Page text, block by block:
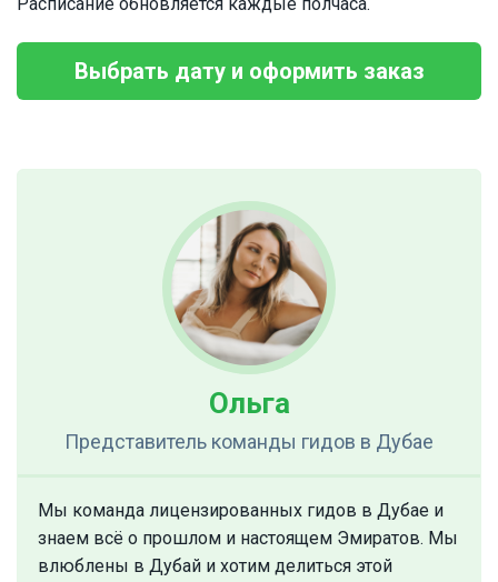
Выбрать дату и оформить заказ
Ольга
Представитель команды гидов в Дубае
Мы команда лицензированных гидов в Дубае и
знаем всё о прошлом и настоящем Эмиратов. Мы
влюблены в Дубай и хотим делиться этой